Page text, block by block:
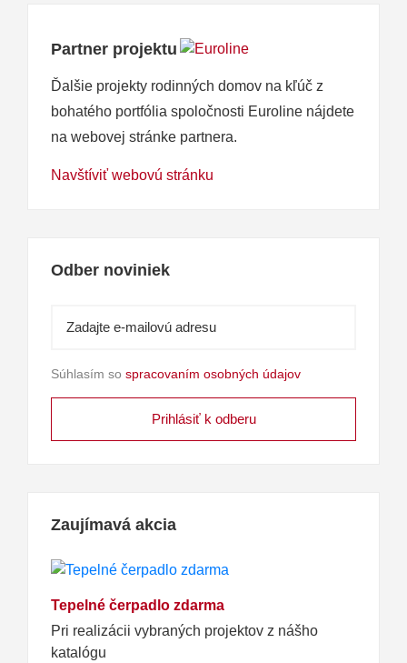
Partner projektu
Ďalšie projekty rodinných domov na kľúč z
bohatého portfólia spoločnosti Euroline nájdete
na webovej stránke partnera.
Navštíviť webovú stránku
Odber noviniek
Súhlasím so spracovaním osobných údajov
Zaujímavá akcia
Tepelné čerpadlo zdarma
Pri realizácii vybraných projektov z nášho
katalógu